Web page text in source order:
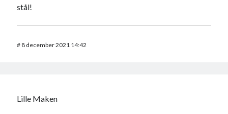
stål!
# 8 december 2021 14:42
Lille Maken